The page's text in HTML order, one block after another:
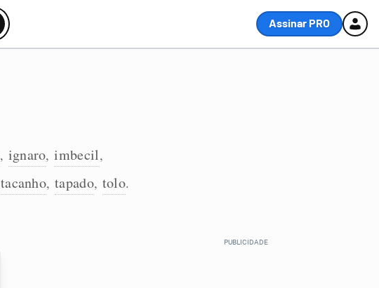
Assinar PRO
, ignaro, imbecil,
tacanho, tapado, tolo.